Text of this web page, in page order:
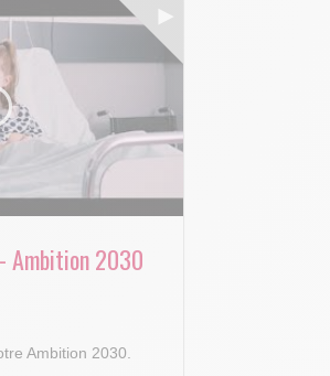
Ambition 2030
Ambition 2030.